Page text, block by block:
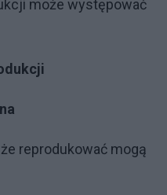
może występować
reprodukować mogą